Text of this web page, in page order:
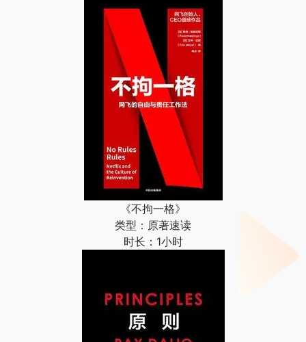
《不拘一格》
类型：原著速读
时长：1小时